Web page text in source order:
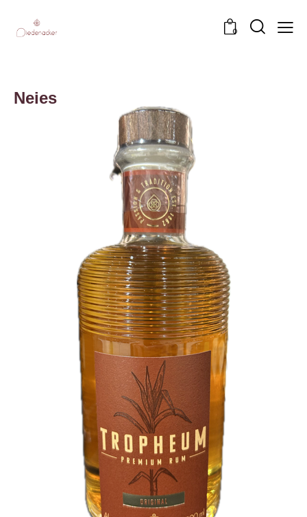
0
Neies